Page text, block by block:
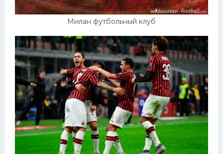
Милан футбольный клуб